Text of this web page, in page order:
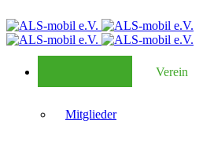
Verein
Mitglieder